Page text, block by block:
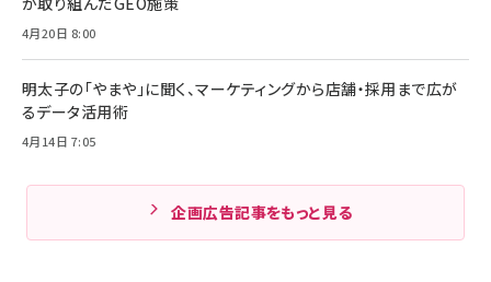
4月20日 8:00
明太子の「やまや」に聞く、マーケティングから店舗・採用まで広が
るデータ活用術
4月14日 7:05
企画広告記事をもっと見る